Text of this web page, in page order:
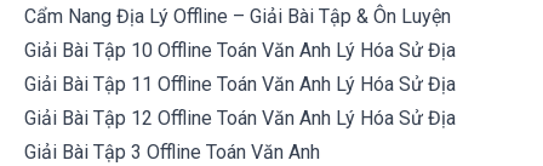
Cẩm Nang Địa Lý Offline – Giải Bài Tập & Ôn Luyện
Giải Bài Tập 10 Offline Toán Văn Anh Lý Hóa Sử Địa
Giải Bài Tập 11 Offline Toán Văn Anh Lý Hóa Sử Địa
Giải Bài Tập 12 Offline Toán Văn Anh Lý Hóa Sử Địa
Giải Bài Tập 3 Offline Toán Văn Anh